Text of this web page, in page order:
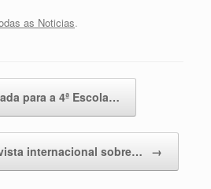
as Noticias.
para a 4ª Escola…
internacional sobre… →